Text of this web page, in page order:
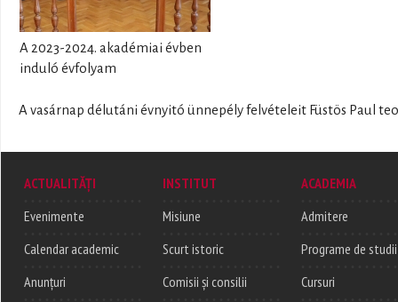
A 2023-2024. akadémiai évben
induló évfolyam
A vasárnap délutáni évnyitó ünnepély felvételeit Füstös Paul
ACTUALITĂȚI
Evenimente
Calendar academic
Anunțuri
INSTITUT
Misiune
Scurt istoric
Comisii și consilii
ACADEMIA
Admitere
Programe de studii
Cursuri